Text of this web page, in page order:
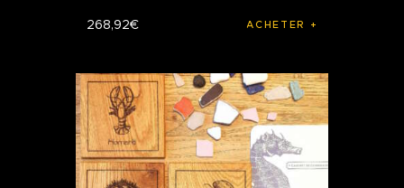
268,92€ ACHETER